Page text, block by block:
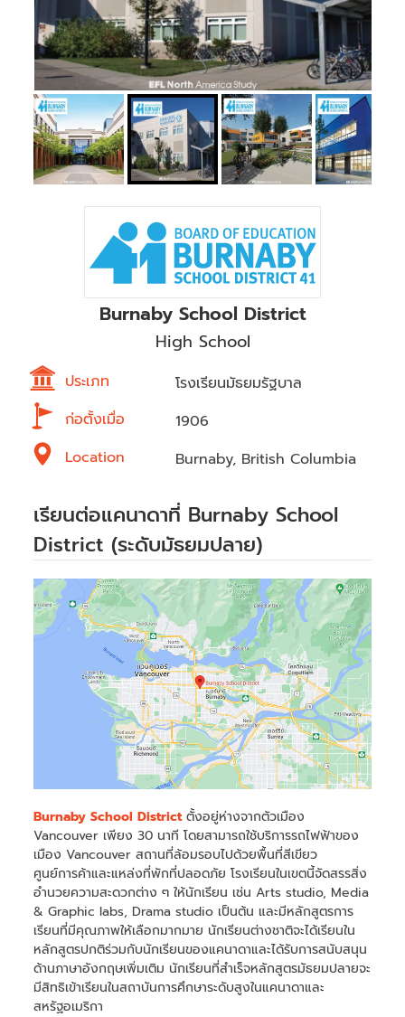
Burnaby School District
High School
ประเภท
โรงเรียนมัธยมรัฐบาล
ก่อตั้งเมื่อ
1906
Location
Burnaby, British Columbia
เรียนต่อแคนาดาที่ Burnaby School
District (ระดับมัธยมปลาย)
Burnaby School Districtตั้งอยู่ห่างจากตัวเมือง
Vancouver เพียง 30 นาที โดยสามารถใช้บริการรถไฟฟ้าของ
เมือง Vancouver สถานที่ล้อมรอบไปด้วยพื้นที่สีเขียว
ศูนย์การค้าและแหล่งที่พักที่ปลอดภัย โรงเรียนในเขตนี้จัดสรรสิ่ง
อำนวยความสะดวกต่าง ๆ ให้นักเรียน เช่น Arts studio, Media
& Graphic labs, Drama studio เป็นต้น และมีหลักสูตรการ
เรียนที่มีคุณภาพให้เลือกมากมาย นักเรียนต่างชาติจะได้เรียนใน
หลักสูตรปกติร่วมกับนักเรียนของแคนาดาและได้รับการสนับสนุน
ด้านภาษาอังกฤษเพิ่มเติม นักเรียนที่สำเร็จหลักสูตรมัธยมปลายจะ
มีสิทธิเข้าเรียนในสถาบันการศึกษาระดับสูงในแคนาดาและ
สหรัฐอเมริกา